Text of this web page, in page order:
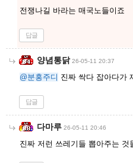
전쟁나길 바라는 매국노들이죠
답글
양념통닭 26-05-11 20:37
@분홍주디 진짜 싹다 잡아다가
답글
다마루 26-05-11 20:46
진짜 저런 쓰레기들 뽑아주는 것